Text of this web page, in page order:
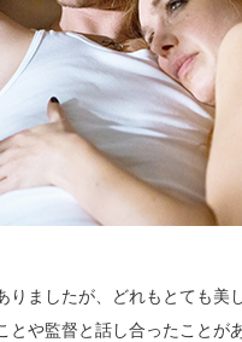
りましたが、どれもとても美
や監督と話し合ったことが